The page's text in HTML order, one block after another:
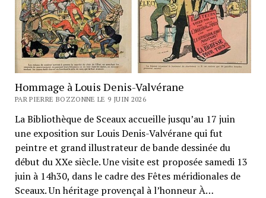
Hommage à Louis Denis-Valvérane
PAR PIERRE BOZZONNE LE 9 JUIN 2026
La Bibliothèque de Sceaux accueille jusqu’au 17 juin
une exposition sur Louis Denis-Valvérane qui fut
peintre et grand illustrateur de bande dessinée du
début du XXe siècle. Une visite est proposée samedi 13
juin à 14h30, dans le cadre des Fêtes méridionales de
Sceaux. Un héritage provençal à l’honneur À…